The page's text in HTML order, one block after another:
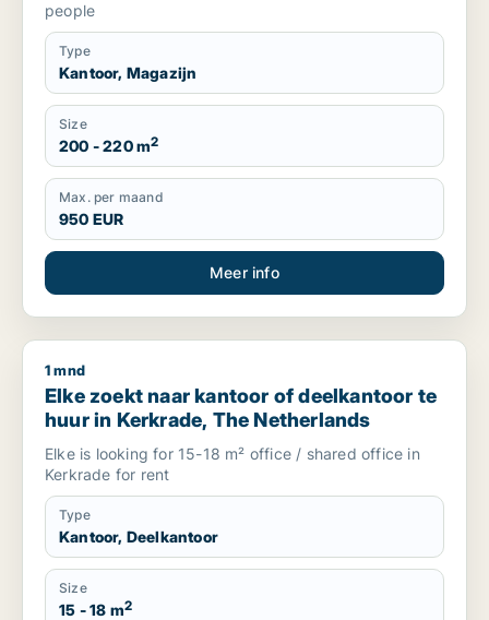
people
Type
Kantoor, Magazijn
Size
200 - 220 m2
Max. per maand
950 EUR
Meer info
Elke zoekt naar kantoor of deelkantoor te huur in Kerkrade,
1 mnd
Elke zoekt naar kantoor of deelkantoor te
huur in Kerkrade, The Netherlands
Elke is looking for 15-18 m² office / shared office in
Kerkrade for rent
Type
Kantoor, Deelkantoor
Size
15 - 18 m2